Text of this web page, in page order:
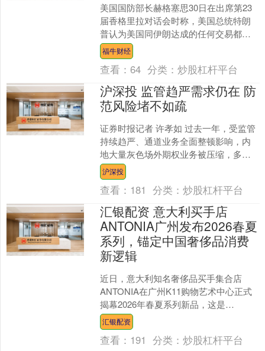
美国国防部长赫格塞思30日在出席第23
届香格里拉对话会时称，美国总统特朗
普认为美国同伊朗达成的任何交易都将
是划算的，并称特朗普对达成此事很有
耐心。 赫格塞思说：....
福牛财经
查看：64 分类：炒股杠杆平台
沪深投 监管趋严需求仍在 防
范风险堵不如疏
证券时报记者 许孝如 过去一年，受监管
持续趋严、通道业务全面整顿影响，内
地大量灰色场外期权业务被压缩，多家
券商及通道机构暂停新增业务，个人投
资者参与场外衍生品的....
沪深投
查看： 181 分类：炒股杠杆平台
汇银配资 意大利买手店
ANTONIA广州发布2026春夏
系列，锚定中国奢侈品消费
新逻辑
近日，意大利知名奢侈品买手集合店
ANTONIA在广州K11购物艺术中心正式
揭幕2026年春夏系列新品，这是
ANTONIA继2025年初进入中国内地市场
后，持续加....
汇银配资
查看： 191 分类：炒股杠杆平台